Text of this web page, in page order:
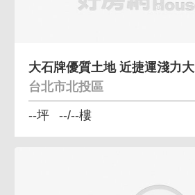
大石牌優質土地 近捷運淺力大
台北市北投區
--坪 --/--樓